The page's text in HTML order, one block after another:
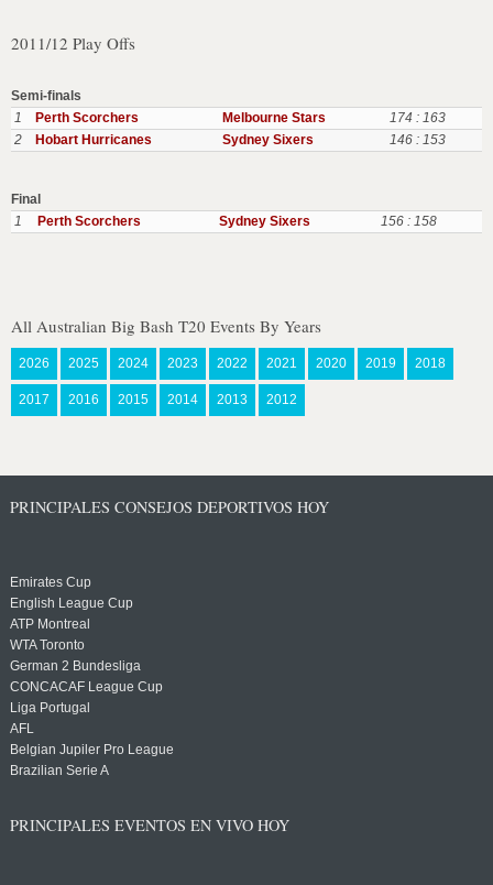
2011/12 Play Offs
Semi-finals
1
Perth Scorchers Melbourne Stars
174 : 163
2
Hobart Hurricanes Sydney Sixers 146 : 153
Final
1
Perth Scorchers Sydney Sixers 156 : 158
All Australian Big Bash T20 Events By Years
2026 2025 2024 2023 2022 2021 2020 2019 2018
2017 2016 2015 2014 2013 2012
PRINCIPALES CONSEJOS DEPORTIVOS HOY
Emirates Cup
English League Cup
ATP Montreal
WTA Toronto
German 2 Bundesliga
CONCACAF League Cup
Liga Portugal
AFL
Belgian Jupiler Pro League
Brazilian Serie A
PRINCIPALES EVENTOS EN VIVO HOY